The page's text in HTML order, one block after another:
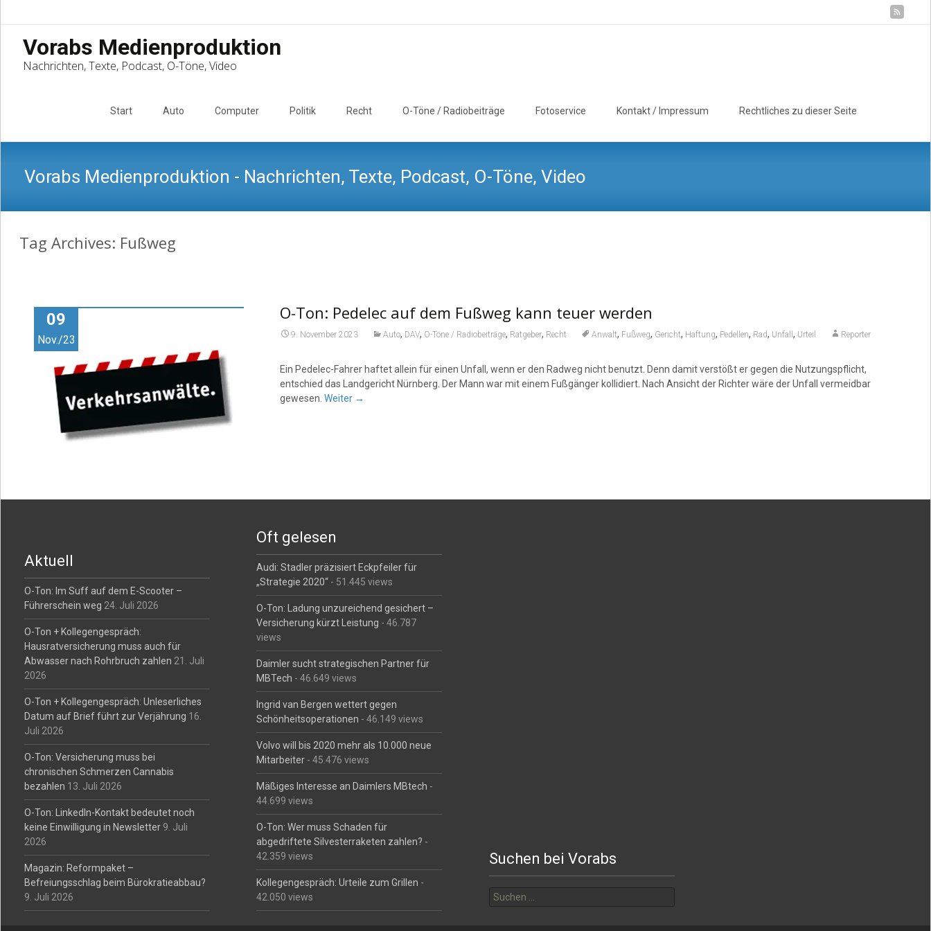
Vorabs Medienproduktion
Nachrichten, Texte, Podcast, O-Töne, Video
Start Auto Computer Politik Recht O-Töne / Radiobeiträge Fotoservice Kontakt / Impressum Rechtliches zu dieser Seite
Vorabs Medienproduktion - Nachrichten, Texte, Podcast, O-Töne, Video
Tag Archives: Fußweg
09
Nov./23
O-Ton: Pedelec auf dem Fußweg kann teuer werden
9. November 2023 Auto, DAV, O-Töne / Radiobeiträge, Ratgeber, Recht Anwalt, Fußweg, Gericht, Haftung, Pedellen, Rad, Unfall , Urteil Reporter
Ein Pedelec-Fahrer haftet allein für einen Unfall, wenn er den Radweg nicht benutzt. Denn damit verstößt er gegen die Nutzungspflicht,
entschied das Landgericht Nürnberg. Der Mann war mit einem Fußgänger kollidiert. Nach Ansicht der Richter wäre der Unfall vermeidbar
gewesen. Weiter →
Aktuell
O-Ton: Im Suff auf dem E-Scooter –
Führerschein weg 24. Juli 2026
O-Ton + Kollegengespräch:
Hausratversicherung muss auch für
Abwasser nach Rohrbruch zahlen 21. Juli
2026
O-Ton + Kollegengespräch: Unleserliches
Datum auf Brief führt zur Verjährung 16.
Juli 2026
O-Ton: Versicherung muss bei
chronischen Schmerzen Cannabis
bezahlen 13. Juli 2026
O-Ton: LinkedIn-Kontakt bedeutet noch
keine Einwilligung in Newsletter 9. Juli
2026
Magazin: Reformpaket –
Befreiungsschlag beim Bürokratieabbau?
9. Juli 2026
Oft gelesen
Audi: Stadler präzisiert Eckpfeiler für
„Strategie 2020“ - 51.445 views
O-Ton: Ladung unzureichend gesichert –
Versicherung kürzt Leistung - 46.787
views
Daimler sucht strategischen Partner für
MBTech - 46.649 views
Ingrid van Bergen wettert gegen
Schönheitsoperationen - 46.149 views
Volvo will bis 2020 mehr als 10.000 neue
Mitarbeiter - 45.476 views
Mäßiges Interesse an Daimlers MBtech -
44.699 views
O-Ton: Wer muss Schaden für
abgedriftete Silvesterraketen zahlen? -
42.359 views
Kollegengespräch: Urteile zum Grillen -
42.050 views
Suchen bei Vorabs
nach: